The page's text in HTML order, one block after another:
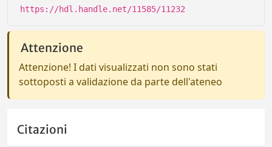
https://hdl.handle.net/11585/11232
Attenzione
Attenzione! I dati visualizzati non sono stati
sottoposti a validazione da parte dell'ateneo
Citazioni